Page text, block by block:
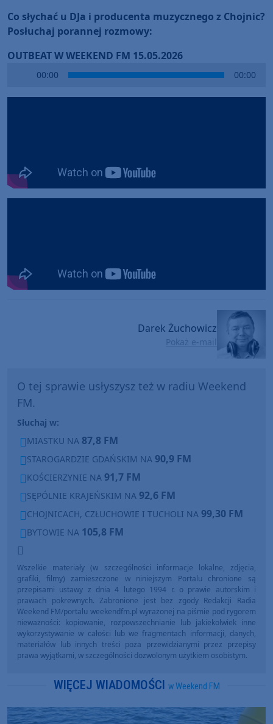
Co słychać u DJa i producenta muzycznego z Chojnic?
Posłuchaj porannej rozmowy:
OUTBEAT W WEEKEND FM 15.05.2026
00:00 00:00
Darek Żuchowicz
Pokaż e-mail
O tej sprawie usłyszysz też w radiu Weekend
FM.
Słuchaj w:
MIASTKU NA 87,8 FM
STAROGARDZIE GDAŃSKIM NA 90,9 FM
KOŚCIERZYNIE NA 91,7 FM
SĘPÓLNIE KRAJEŃSKIM NA 92,6 FM
CHOJNICACH, CZŁUCHOWIE I TUCHOLI NA 99,30 FM
BYTOWIE NA 105,8 FM
Wszelkie materiały (w szczególności informacje lokalne, zdjęcia,
grafiki, filmy) zamieszczone w niniejszym Portalu chronione są
przepisami ustawy z dnia 4 lutego 1994 r. o prawie autorskim i
prawach pokrewnych. Zabronione jest bez zgody Redakcji Radia
Weekend FM/portalu weekendfm.pl wyrażonej na piśmie pod rygorem
nieważności: kopiowanie, rozpowszechnianie lub jakiekolwiek inne
wykorzystywanie w całości lub we fragmentach informacji, danych,
materiałów lub innych treści poza przewidzianymi przez przepisy
prawa wyjątkami, w szczególności dozwolonym użytkiem osobistym.
WIĘCEJ WIADOMOŚCI w Weekend FM